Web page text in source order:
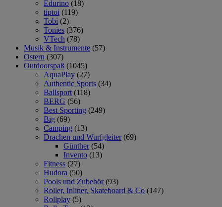
Edurino (18)
tiptoi (119)
Tobi (2)
Tonies (376)
VTech (78)
Musik & Instrumente (57)
Ostern (307)
Outdoorspaß (1045)
AquaPlay (27)
Authentic Sports (34)
Ballsport (118)
BERG (56)
Best Sporting (249)
Big (69)
Camping (13)
Drachen und Wurfgleiter (69)
Günther (54)
Invento (13)
Fitness (27)
Hudora (50)
Pools und Zubehör (93)
Roller, Inliner, Skateboard & Co (147)
Rollplay (5)